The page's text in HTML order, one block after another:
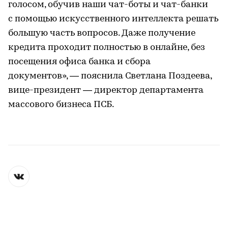
голосом, обучив наши чат-боты и чат-банки
с помощью искусственного интеллекта решать
большую часть вопросов. Даже получение
кредита проходит полностью в онлайне, без
посещения офиса банка и сбора
документов», — пояснила Светлана Поздеева,
вице-президент — директор департамента
массового бизнеса ПСБ.